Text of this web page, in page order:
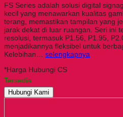
FS Series adalah solusi digital
kecil yang menawarkan kualitas
terang, memastikan tampilan yang
jarak dekat di luar ruangan. Seri ini
resolusi, termasuk P1.56, P1.95,
menjadikannya fleksibel untuk
Kelebihan… selengkapnya
*Harga Hubungi CS
Tersedia
Hubungi Kami